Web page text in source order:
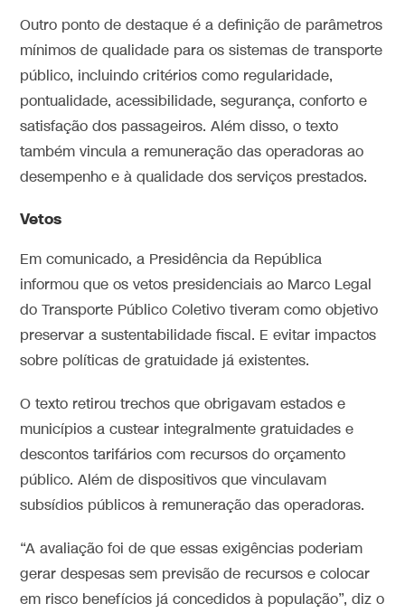
Outro ponto de destaque é a definição de parâmetros
mínimos de qualidade para os sistemas de transporte
público, incluindo critérios como regularidade,
pontualidade, acessibilidade, segurança, conforto e
satisfação dos passageiros. Além disso, o texto
também vincula a remuneração das operadoras ao
desempenho e à qualidade dos serviços prestados.
Vetos
Em comunicado, a Presidência da República
informou que os vetos presidenciais ao Marco Legal
do Transporte Público Coletivo tiveram como objetivo
preservar a sustentabilidade fiscal. E evitar impactos
sobre políticas de gratuidade já existentes.
O texto retirou trechos que obrigavam estados e
municípios a custear integralmente gratuidades e
descontos tarifários com recursos do orçamento
público. Além de dispositivos que vinculavam
subsídios públicos à remuneração das operadoras.
“A avaliação foi de que essas exigências poderiam
gerar despesas sem previsão de recursos e colocar
em risco benefícios já concedidos à população”, diz o